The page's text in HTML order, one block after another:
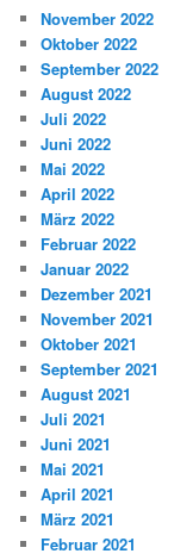
November 2022
Oktober 2022
September 2022
August 2022
Juli 2022
Juni 2022
Mai 2022
April 2022
März 2022
Februar 2022
Januar 2022
Dezember 2021
November 2021
Oktober 2021
September 2021
August 2021
Juli 2021
Juni 2021
Mai 2021
April 2021
März 2021
Februar 2021